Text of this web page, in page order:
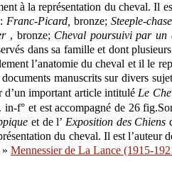
à la représentation du cheval. Il
Franc-Picard, bronze; Steeple-chase
, bronze; Cheval poursuivi par un
dans sa famille et dont
l’anatomie du cheval et il le
manuscrits sur divers
d’un important article intituléLe
in-f° et est accompagné de 26
et de l’ Exposition des Chiens
du cheval. Il est
Mennessier de La Lance (1915-